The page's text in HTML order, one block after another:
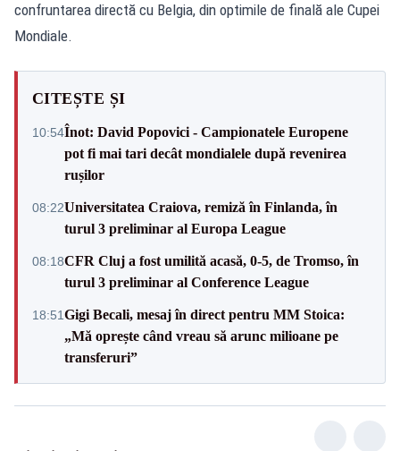
confruntarea directă cu Belgia, din optimile de finală ale Cupei
Mondiale.
CITEȘTE ȘI
10:54Înot: David Popovici - Campionatele Europene
pot fi mai tari decât mondialele după revenirea
rușilor
08:22Universitatea Craiova, remiză în Finlanda, în
turul 3 preliminar al Europa League
08:18CFR Cluj a fost umilită acasă, 0-5, de Tromso, în
turul 3 preliminar al Conference League
18:51Gigi Becali, mesaj în direct pentru MM Stoica:
„Mă oprește când vreau să arunc milioane pe
transferuri”